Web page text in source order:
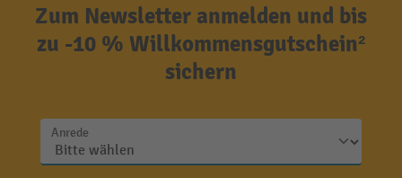
Zum Newsletter anmelden und bis
zu -10 % Willkommensgutschein²
sichern
Anrede